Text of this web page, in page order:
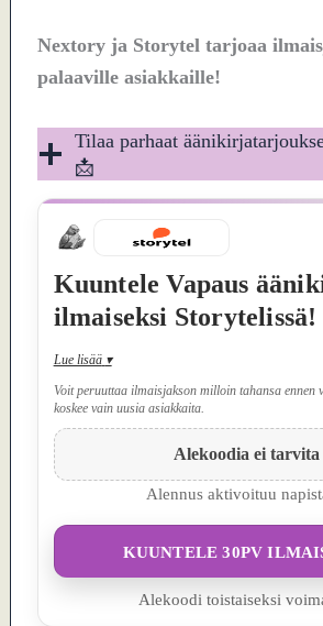
Nextory ja Storytel tarjoaa
palaaville asiakkaille!
Tilaa parhaat
📩
Kuuntele Vapaus
ilmaiseksi Storytelissä!
Lue lisää ▾
Voit peruuttaa ilmaisjakson milloin tahansa ennen
koskee vain uusia asiakkaita.
Alekoodia ei tarvita
Alennus aktivoituu
KUUNTELE 30PV
Alekoodi toistaiseksi